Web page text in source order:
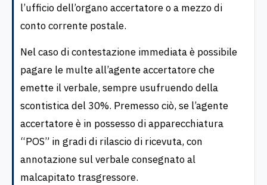
l’ufficio dell’organo accertatore o a mezzo di
conto corrente postale.
Nel caso di contestazione immediata è possibile
pagare le multe all’agente accertatore che
emette il verbale, sempre usufruendo della
scontistica del 30%. Premesso ciò, se l’agente
accertatore è in possesso di apparecchiatura
“POS” in gradi di rilascio di ricevuta, con
annotazione sul verbale consegnato al
malcapitato trasgressore.